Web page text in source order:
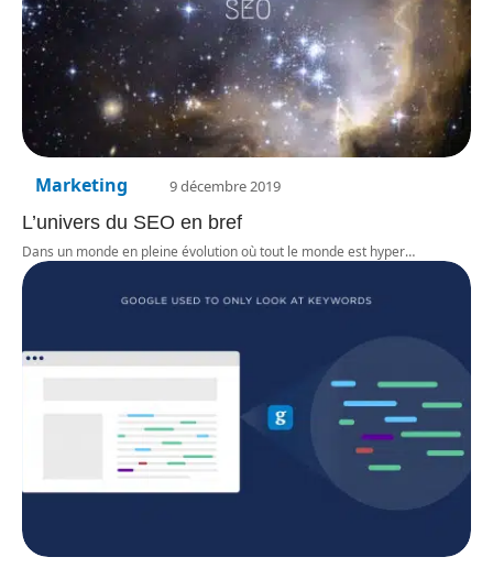
Marketing 9 décembre 2019
L’univers du SEO en bref
Dans un monde en pleine évolution où tout le monde est hyper…